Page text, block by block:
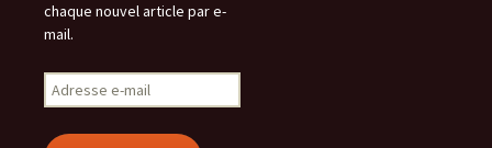
chaque nouvel article par e-
mail.
Adresse
e-